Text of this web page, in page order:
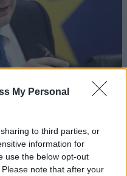
My Personal
to third parties, or
information for
use the below opt-out
note that after your